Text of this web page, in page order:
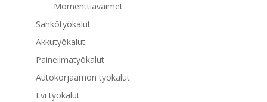
Momenttiavaimet
Sähkötyökalut
Akkutyökalut
Paineilmatyökalut
Autokorjaamon työkalut
Lvi työkalut